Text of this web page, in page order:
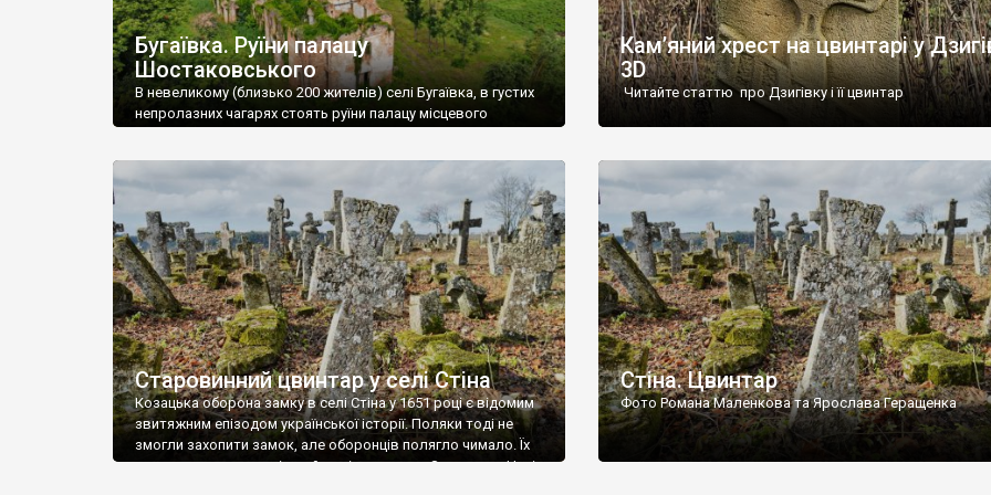
Бугаївка. Руїни палацу
Шостаковського
В невеликому (близько 200 жителів) селі Бугаївка, в густих
непролазних чагарях стоять руїни палацу місцевого
потім клуб, ще пізніше – гуртожиток. У 60-х роках минулого
століття тут розмістили туберкульозну лікарню. Коли із
палацу виїхала лікарня – ми точно не […]
Кам’яний хрест на цвинтарі у
3D
Читайте статтю про Дзигівку і її цвинтар
Старовинний цвинтар у селі Стіна
Козацька оборона замку в селі Стіна у 1651 році є відомим
звитяжним епізодом української історії. Поляки тоді не
змогли захопити замок, але оборонців полягло чимало. Їх
поховали на цвинтарі, який тоді називався Замковим. Нині
Стіна. Цвинтар
Фото Романа Маленкова та Ярослава Геращенка